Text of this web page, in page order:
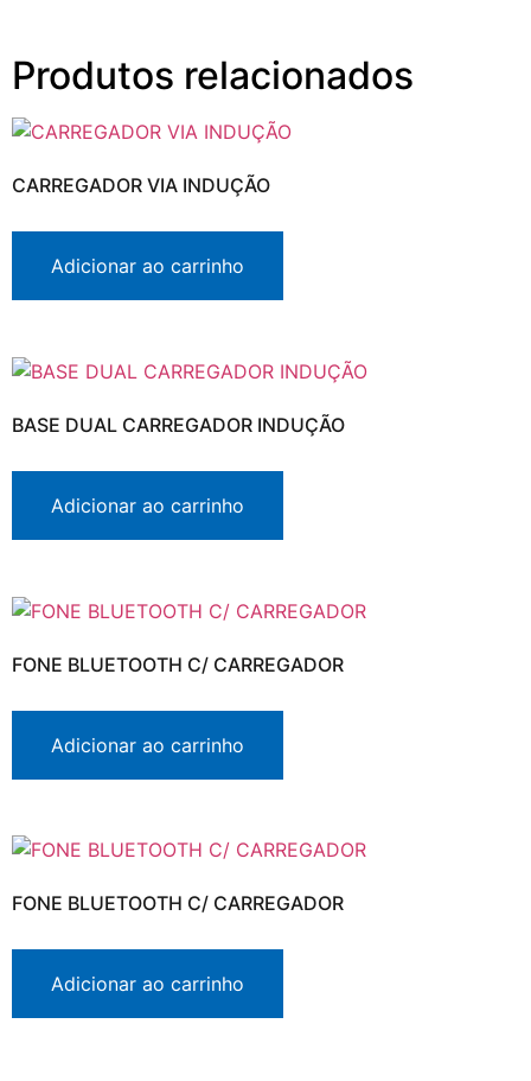
Produtos relacionados
CARREGADOR VIA INDUÇÃO
Adicionar ao carrinho
BASE DUAL CARREGADOR INDUÇÃO
Adicionar ao carrinho
FONE BLUETOOTH C/ CARREGADOR
Adicionar ao carrinho
FONE BLUETOOTH C/ CARREGADOR
Adicionar ao carrinho